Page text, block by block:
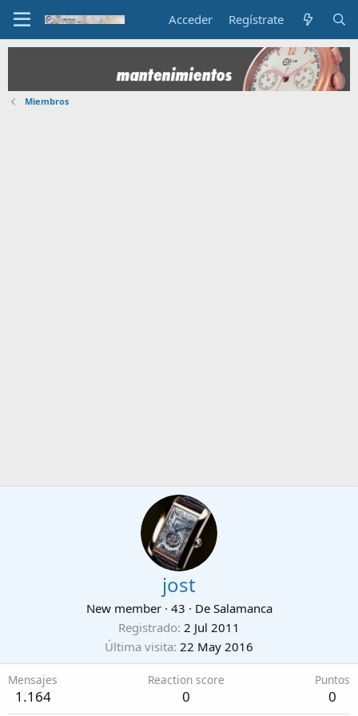
Acceder Regístrate
Miembros
jost
New member · 43 · De Salamanca
Registrado 2 Jul 2011
Última visita 22 May 2016
Mensajes
1.164
Reaction score
0
Puntos
0